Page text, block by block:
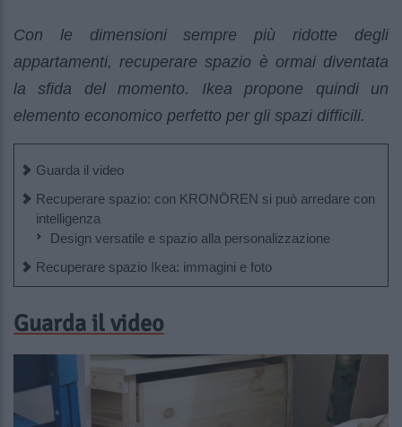
Con le dimensioni sempre più ridotte degli
appartamenti, recuperare spazio è ormai diventata
la sfida del momento. Ikea propone quindi un
elemento economico perfetto per gli spazi difficili.
Guarda il video
Recuperare spazio: con KRONÖREN si può arredare con
intelligenza
Design versatile e spazio alla personalizzazione
Recuperare spazio Ikea: immagini e foto
Guarda il video